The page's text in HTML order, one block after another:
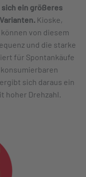
ein größeres
Kioske,
von diesem
und die starke
für Spontankäufe
sich daraus ein
hoher Drehzahl.